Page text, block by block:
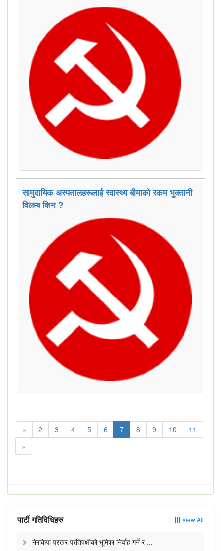
सामुदायिक अस्पतालहरूलाई स्वास्थ्य बीमाको रकम भुक्तानी
विलम्ब किन ?
« 2 3 4 5 6 7 8 9 10
11
»
पार्टी गतिविधिहरु View All
नेमकिपा प्रखर प्रतिपक्षीको भूमिका निर्वाह गर्ने र ...